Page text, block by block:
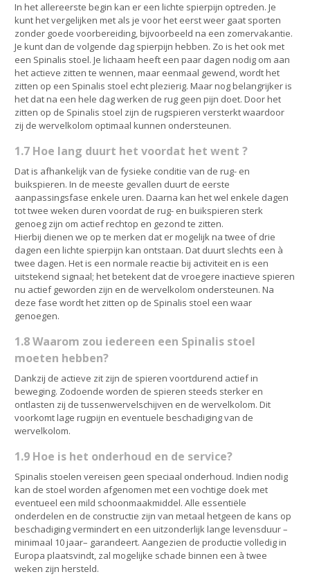
In het allereerste begin kan er een lichte spierpijn optreden. Je
kunt het vergelijken met als je voor het eerst weer gaat sporten
zonder goede voorbereiding, bijvoorbeeld na een zomervakantie.
Je kunt dan de volgende dag spierpijn hebben. Zo is het ook met
een Spinalis stoel. Je lichaam heeft een paar dagen nodig om aan
het actieve zitten te wennen, maar eenmaal gewend, wordt het
zitten op een Spinalis stoel echt plezierig. Maar nog belangrijker is
het dat na een hele dag werken de rug geen pijn doet. Door het
zitten op de Spinalis stoel zijn de rugspieren versterkt waardoor
zij de wervelkolom optimaal kunnen ondersteunen.
1.7 Hoe lang duurt het voordat het went ?
Dat is afhankelijk van de fysieke conditie van de rug- en
buikspieren. In de meeste gevallen duurt de eerste
aanpassingsfase enkele uren. Daarna kan het wel enkele dagen
tot twee weken duren voordat de rug- en buikspieren sterk
genoeg zijn om actief rechtop en gezond te zitten.
Hierbij dienen we op te merken dat er mogelijk na twee of drie
dagen een lichte spierpijn kan ontstaan. Dat duurt slechts een à
twee dagen. Het is een normale reactie bij activiteit en is een
uitstekend signaal; het betekent dat de vroegere inactieve spieren
nu actief geworden zijn en de wervelkolom ondersteunen. Na
deze fase wordt het zitten op de Spinalis stoel een waar
genoegen.
1.8 Waarom zou iedereen een Spinalis stoel
moeten hebben?
Dankzij de actieve zit zijn de spieren voortdurend actief in
beweging. Zodoende worden de spieren steeds sterker en
ontlasten zij de tussenwervelschijven en de wervelkolom. Dit
voorkomt lage rugpijn en eventuele beschadiging van de
wervelkolom.
1.9 Hoe is het onderhoud en de service?
Spinalis stoelen vereisen geen speciaal onderhoud. Indien nodig
kan de stoel worden afgenomen met een vochtige doek met
eventueel een mild schoonmaakmiddel. Alle essentiële
onderdelen en de constructie zijn van metaal hetgeen de kans op
beschadiging vermindert en een uitzonderlijk lange levensduur –
minimaal 10 jaar– garandeert. Aangezien de productie volledig in
Europa plaatsvindt, zal mogelijke schade binnen een à twee
weken zijn hersteld.